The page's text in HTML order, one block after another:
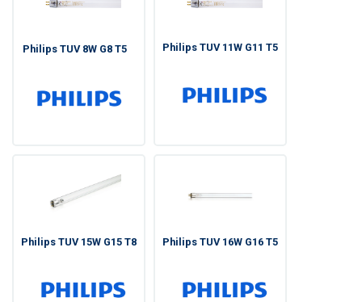
Philips TUV 8W G8 T5 Philips TUV 11W G11 T5
Philips TUV 15W G15 T8 Philips TUV 16W G16 T5